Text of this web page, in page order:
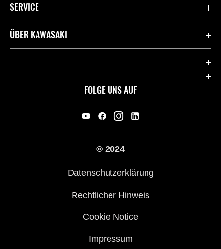
FOLGE UNS AUF
SERVICE
Kontaktiere uns
ÜBER KAWASAKI
Kawasaki Deutschland
© 2024
Datenschutzerklärung
Rechtlicher Hinweis
Cookie Notice
Impressum